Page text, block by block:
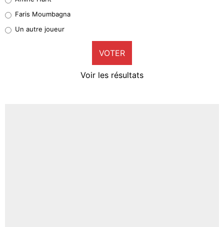
1%
9%
Faris Moumbagna
Un autre joueur
VOTER
Voir les résultats